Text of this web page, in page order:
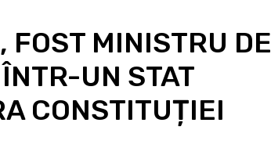
MINISTRU DE
UN STAT
CONSTITUȚIEI